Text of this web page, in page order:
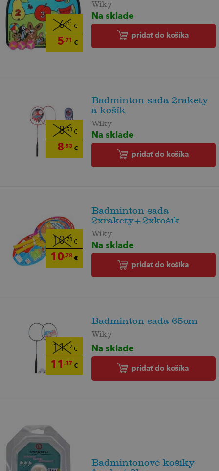
6,01 €
5,71 €
Wiky
Na sklade
pridať do košíka
8,53€
8,53€
Badminton sada 2rakety
a košík
Wiky
Na sklade
pridať do košíka
10,78€
10,78€
Badminton sada
2xrakety+2xkošík
Wiky
Na sklade
pridať do košíka
11,17 €
11 ,17 €
Badminton sada 65cm
Wiky
Na sklade
pridať do košíka
Badmintonové košíky